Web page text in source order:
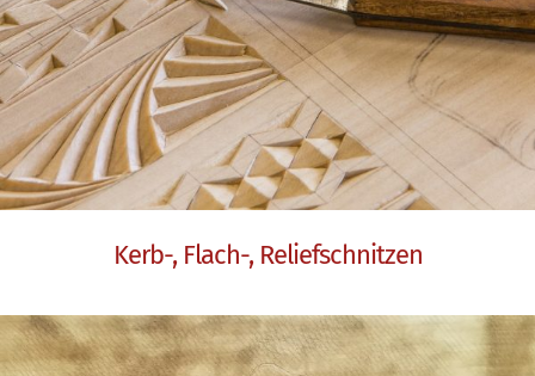
Kerb-, Flach-, Reliefschnitzen